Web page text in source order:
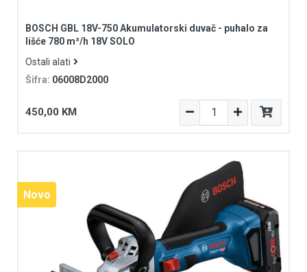
BOSCH GBL 18V-750 Akumulatorski duvač - puhalo za
lišće 780 m³/h 18V SOLO
Ostali alati
Šifra: 06008D2000
450,00 KM
Novo